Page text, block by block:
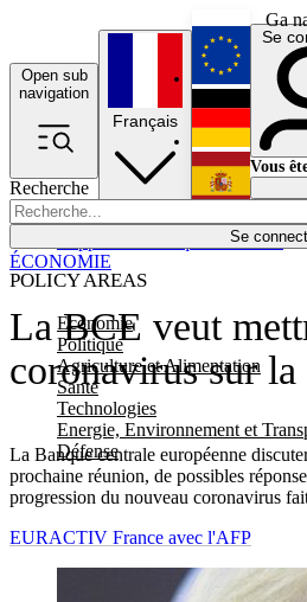
Ga
Open sub
navigation
Recherche
Se
POLICY AREAS
Economie
Politique
Agriculture et Alimentation
Santé
Technologies
Energie, Environnement et
Défense
Économie
Français
English
Deutsch
Español
Se
Vous
La BCE veut
coronavirus sur la
La Banque centrale européenne
prochaine réunion, de possibles
progression du nouveau coronavirus
ÉCONOMIE
EURACTIV France avec l'AFP